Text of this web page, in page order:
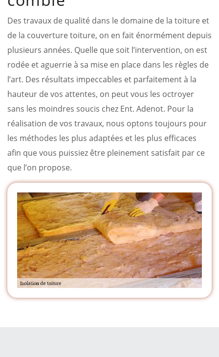
Des travaux de qualité dans le domaine de la toiture et
de la couverture toiture, on en fait énormément depuis
plusieurs années. Quelle que soit l’intervention, on est
rodée et aguerrie à sa mise en place dans les règles de
l’art. Des résultats impeccables et parfaitement à la
hauteur de vos attentes, on peut vous les octroyer
sans les moindres soucis chez Ent. Adenot. Pour la
réalisation de vos travaux, nous optons toujours pour
les méthodes les plus adaptées et les plus efficaces
afin que vous puissiez être pleinement satisfait par ce
que l’on propose.